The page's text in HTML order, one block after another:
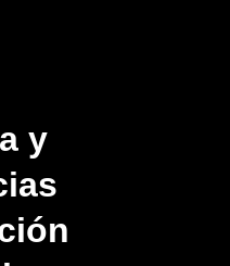
y